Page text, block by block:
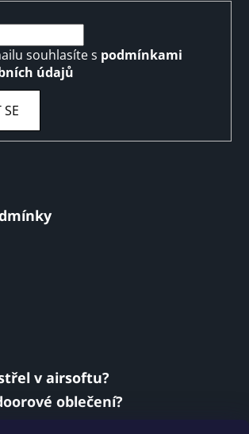
souhlasíte s podmínkami
údajů
SE
v airsoftu?
oblečení?